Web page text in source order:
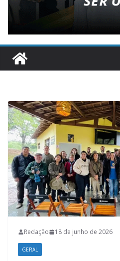
Redação 18 de junho de 2026
GERAL